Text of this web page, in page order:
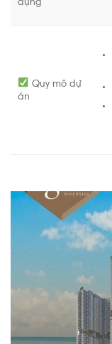
dựng
Quy mô dự
án